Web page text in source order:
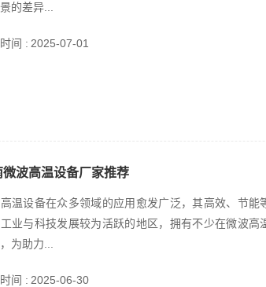
的差异...
间 : 2025-07-01
微波高温设备厂家推荐
温设备在众多领域的应用愈发广泛，其高效、节能
业与科技发展较为活跃的地区，拥有不少在微波高
为助力...
间 : 2025-06-30